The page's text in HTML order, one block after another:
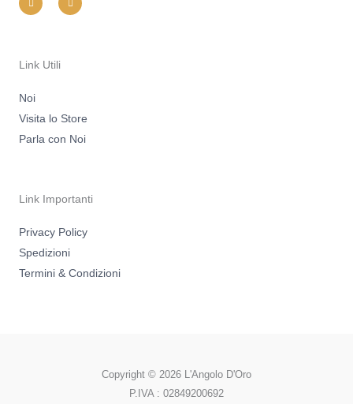
s
t
m
c
e
Link Utili
Noi
Visita lo Store
Parla con Noi
Link Importanti
Privacy Policy
Spedizioni
Termini & Condizioni
Copyright © 2026 L'Angolo D'Oro
P.IVA : 02849200692